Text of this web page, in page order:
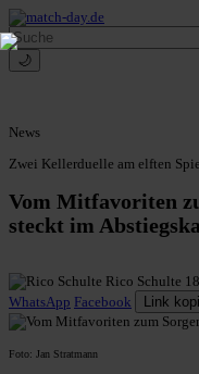
🌙
News
Zwei Kellerduelle am elften
Vom Mitfavoriten
steckt im
Rico Schulte
WhatsApp Facebook Link
Foto: Jan Stratmann